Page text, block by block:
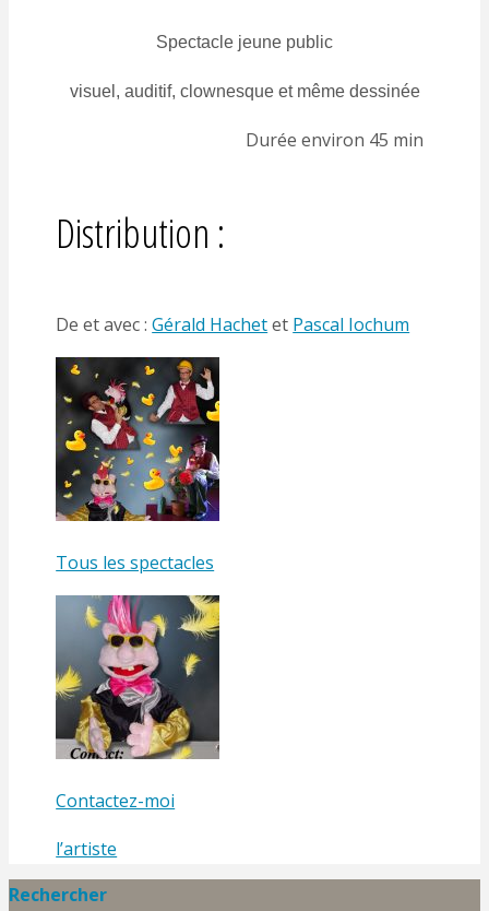
Spectacle jeune public
visuel, auditif, clownesque et même dessinée
Durée environ 45 min
Distribution :
De et avec :Gérald Hachetet Pascal Iochum
Tous les spectacles
Contactez-moi
l’artiste
Rechercher